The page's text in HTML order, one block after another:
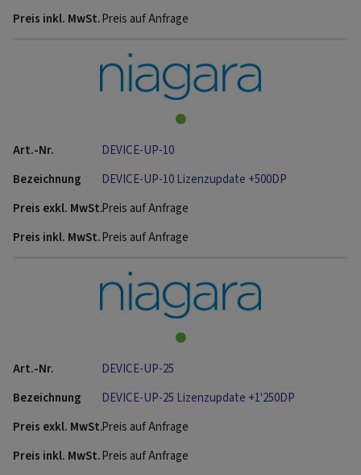
Preis auf Anfrage
DEVICE-UP-10
DEVICE-UP-10 Lizenzupdate +500DP
Preis auf Anfrage
Preis auf Anfrage
DEVICE-UP-25
DEVICE-UP-25 Lizenzupdate +1'250DP
Preis auf Anfrage
Preis auf Anfrage